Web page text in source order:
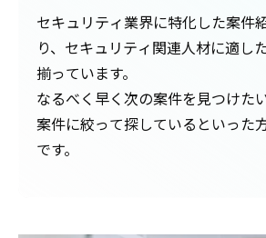
セキュリティ業界に特化した案件
り、セキュリティ関連人材に適し
揃っています。
なるべく早く次の案件を見つけた
案件に絞って探しているといった
です。